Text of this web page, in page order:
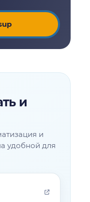
и
и
удобной для